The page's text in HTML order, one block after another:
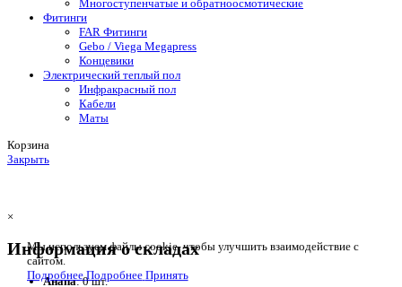
Многоступенчатые и обратноосмотические
Фитинги
FAR Фитинги
Gebo / Viega Megapress
Концевики
Электрический теплый пол
Инфракрасный пол
Кабели
Маты
Корзина
Закрыть
Мы используем файлы cookie, чтобы улучшить взаимодействие с
сайтом.
ПодробнееПодробнее Принять
×
Информация о складах
Анапа: 0 шт.